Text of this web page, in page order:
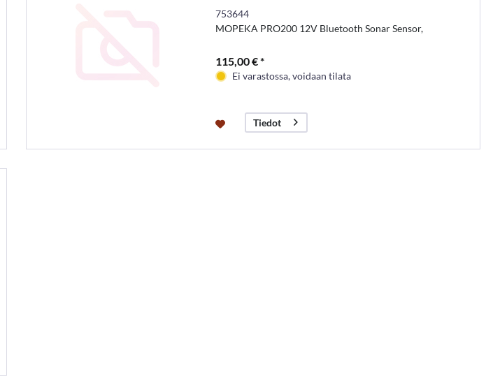
753644
MOPEKA PRO200 12V Bluetooth Sonar Sensor,
115,00 € *
Ei varastossa, voidaan tilata
Tiedot